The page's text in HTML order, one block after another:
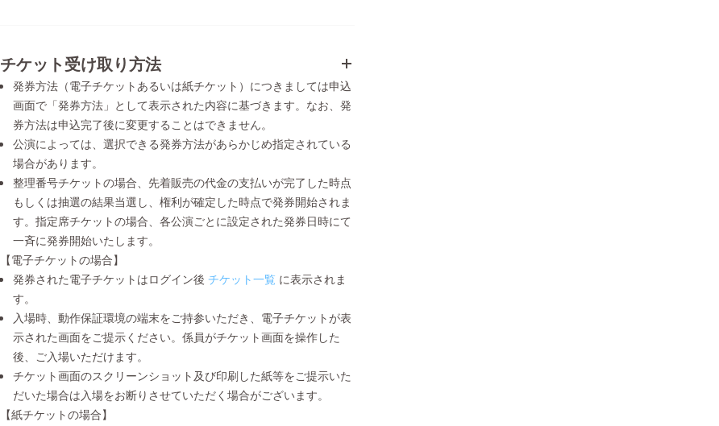
チケット受け取り方法
発券方法（電子チケットあるいは紙チケット）につきましては申込
画面で「発券方法」として表示された内容に基づきます。なお、発
券方法は申込完了後に変更することはできません。
公演によっては、選択できる発券方法があらかじめ指定されている
場合があります。
整理番号チケットの場合、先着販売の代金の支払いが完了した時点
もしくは抽選の結果当選し、権利が確定した時点で発券開始されま
す。指定席チケットの場合、各公演ごとに設定された発券日時にて
一斉に発券開始いたします。
【電子チケットの場合】
発券された電子チケットはログイン後 チケット一覧 に表示されま
す。
入場時、動作保証環境の端末をご持参いただき、電子チケットが表
示された画面をご提示ください。係員がチケット画面を操作した
後、ご入場いただけます。
チケット画面のスクリーンショット及び印刷した紙等をご提示いた
だいた場合は入場をお断りさせていただく場合がございます。
【紙チケットの場合】